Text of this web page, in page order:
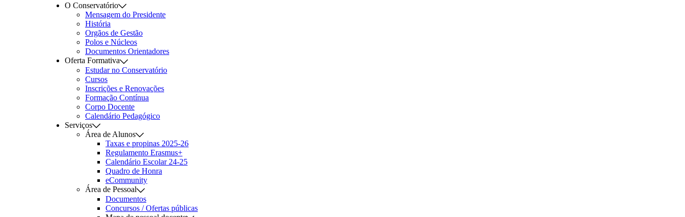
O Conservatório
Mensagem do Presidente
História
Orgãos de Gestão
Polos e Núcleos
Documentos Orientadores
Oferta Formativa
Estudar no Conservatório
Cursos
Inscrições e Renovações
Formação Contínua
Corpo Docente
Calendário Pedagógico
Serviços
Área de Alunos
Taxas e propinas 2025-26
Regulamento Erasmus+
Calendário Escolar 24-25
Quadro de Honra
eCommunity
Área de Pessoal
Documentos
Concursos / Ofertas públicas